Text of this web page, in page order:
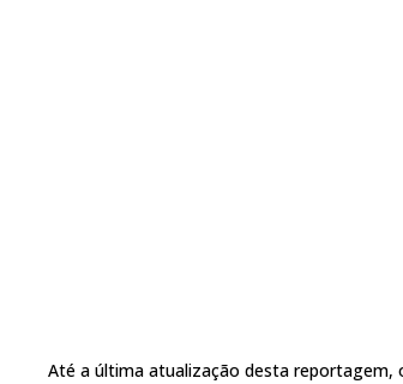
Até a última atualização desta reportagem,